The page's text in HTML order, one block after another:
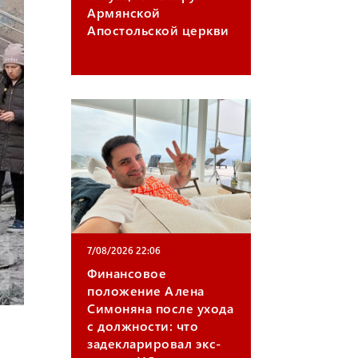
Армянской
Апостольской церкви
7/08/2026 22:06
Финансовое
положение Алена
Симоняна после ухода
с должности: что
задекларировал экс-